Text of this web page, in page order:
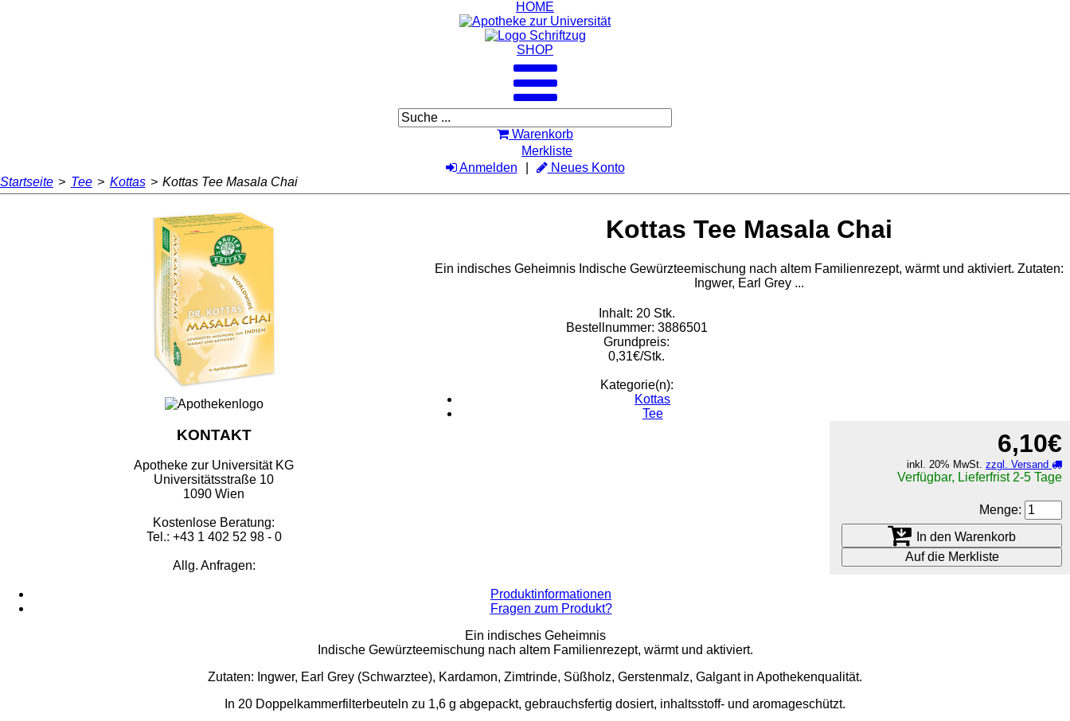
HOME
SHOP
Warenkorb
Merkliste
Anmelden
Neues Konto
Startseite > Tee > Kottas > Kottas Tee Masala Chai
Kottas Tee Masala Chai
Ein indisches Geheimnis Indische Gewürzteemischung nach altem Familienrezept, wärmt und aktiviert. Zutaten:
Ingwer, Earl Grey ...
Inhalt: 20 Stk.
Bestellnummer: 3886501
Grundpreis:
0,31€/Stk.
Kategorie(n):
Kottas
Tee
6,10€
inkl. 20% MwSt. zzgl. Versand
Verfügbar, Lieferfrist 2-5 Tage
Menge:
In den Warenkorb
Auf die Merkliste
Produktinformationen
Fragen zum Produkt?
Ein indisches Geheimnis
Indische Gewürzteemischung nach altem Familienrezept, wärmt und aktiviert.
Zutaten: Ingwer, Earl Grey (Schwarztee), Kardamon, Zimtrinde, Süßholz, Gerstenmalz, Galgant in Apothekenqualität.
In 20 Doppelkammerfilterbeuteln zu 1,6 g abgepackt, gebrauchsfertig dosiert, inhaltsstoff- und aromageschützt.
KONTAKT
Apotheke zur Universität KG
Universitätsstraße 10
1090 Wien
Kostenlose Beratung:
Tel.: +43 1 402 52 98 - 0
Allg. Anfragen: